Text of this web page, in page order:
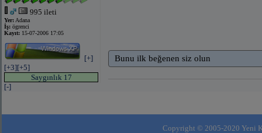
995 ileti
Yer: Adana
İş: ögrenci
Kayıt: 15-07-2006 17:05
[+]
[+3][+5]
Saygınlık 17
[-]
Bunu ilk beğenen siz olun
Copyright © 2005-2020 Yeni